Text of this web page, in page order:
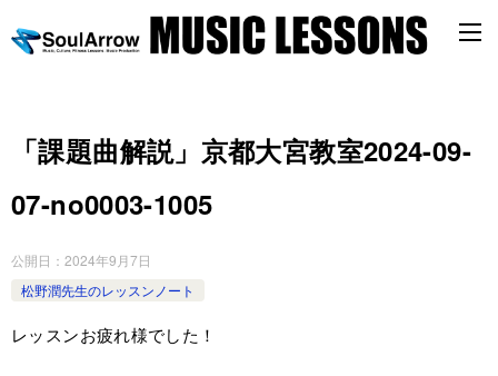
「課題曲解説」京都大宮教室2024-09-
07-no0003-­1005
公開日： 2024年9月7日
松野潤先生のレッスンノート
レッスンお疲れ様でした！